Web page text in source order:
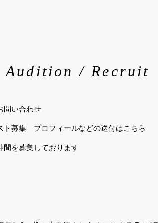
Audition / Recruit
問い合わせ
ト募集 プロフィールなどの送付はこちら
間を募集しております